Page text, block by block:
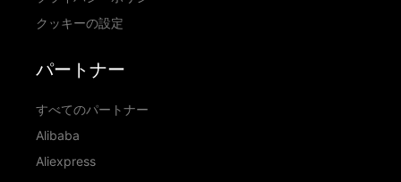
クッキーの設定
パートナー
すべてのパートナー
Alibaba
Aliexpress